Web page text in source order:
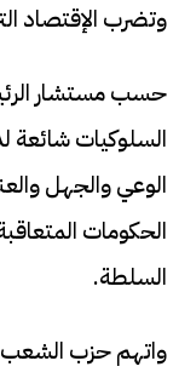
وتضرب الإقتصاد
حسب مستشار
السلوكيات
الوعي والجهل
الحكومات
السلطة.
واتهم حزب الشعب